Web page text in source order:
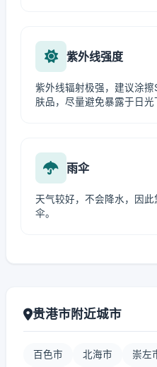
紫外线强度
紫外线辐射极强，建议涂
肤品，尽量避免暴露于日光
雨伞
天气较好，不会降水，因
伞。
贵港市附近城市
百色市 北海市 崇左